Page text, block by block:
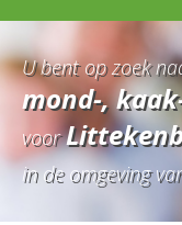
U bent op zoek
mond-,
voor
in de omgeving